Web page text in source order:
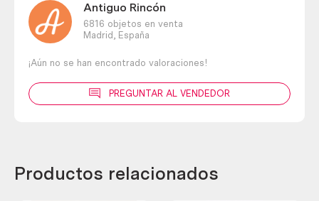
Antiguo Rincón
6816 objetos en venta
Madrid,
España
¡Aún no se han encontrado valoraciones!
PREGUNTAR AL VENDEDOR
Productos relacionados